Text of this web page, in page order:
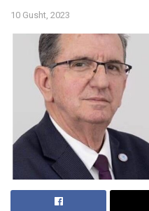
10 Gusht, 2023